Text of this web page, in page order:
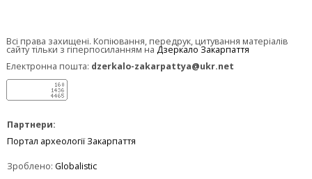
Всі права захищені. Копіювання, передрук, цитування матеріалів
сайту тільки з гіперпосиланням на Дзеркало Закарпаття
Електронна пошта: dzerkalo-zakarpattya@ukr.net
Партнери:
Портал археології Закарпаття
Зроблено: Globalistic